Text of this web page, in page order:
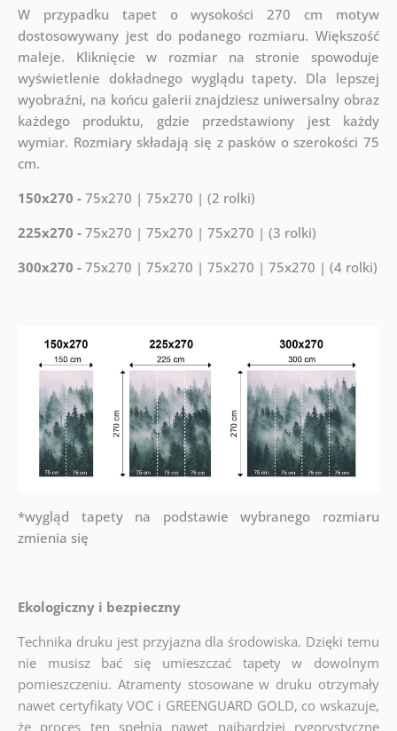
W przypadku tapet o wysokości 270 cm motyw
dostosowywany jest do podanego rozmiaru. Większość
maleje. Kliknięcie w rozmiar na stronie spowoduje
wyświetlenie dokładnego wyglądu tapety. Dla lepszej
wyobraźni, na końcu galerii znajdziesz uniwersalny obraz
każdego produktu, gdzie przedstawiony jest każdy
wymiar. Rozmiary składają się z pasków o szerokości 75
cm.
150x270 -75x270 | 75x270 | (2 rolki)
225x270 -75x270 | 75x270 | 75x270 | (3 rolki)
300x270 - 75x270 | 75x270 | 75x270 | 75x270 | (4 rolki)
*wygląd tapety na podstawie wybranego rozmiaru
zmienia się
Ekologiczny i bezpieczny
Technika druku jest przyjazna dla środowiska. Dzięki temu
nie musisz bać się umieszczać tapety w dowolnym
pomieszczeniu. Atramenty stosowane w druku otrzymały
nawet certyfikaty VOC i GREENGUARD GOLD, co wskazuje,
że proces ten spełnia nawet najbardziej rygorystyczne